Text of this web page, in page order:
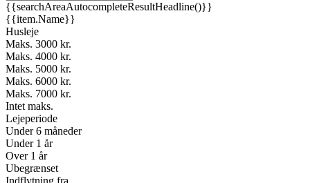
{{searchAreaAutocompleteResultHeadline()}}
{{item.Name}}
Husleje
Maks. 3000 kr.
Maks. 4000 kr.
Maks. 5000 kr.
Maks. 6000 kr.
Maks. 7000 kr.
Intet maks.
Lejeperiode
Under 6 måneder
Under 1 år
Over 1 år
Ubegrænset
Indflytning fra